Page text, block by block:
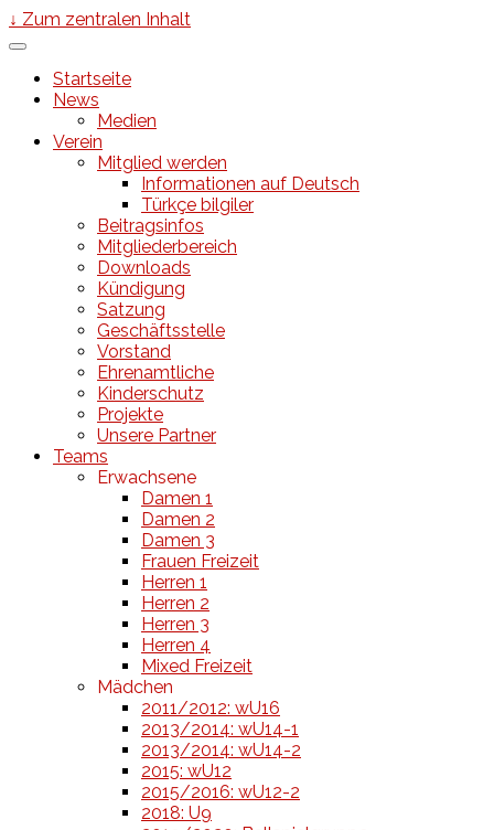
↓ Zum zentralen Inhalt
Startseite
News
Medien
Verein
Mitglied werden
Informationen auf Deutsch
Türkçe bilgiler
Beitragsinfos
Mitgliederbereich
Downloads
Kündigung
Satzung
Geschäftsstelle
Vorstand
Ehrenamtliche
Kinderschutz
Projekte
Unsere Partner
Teams
Erwachsene
Damen 1
Damen 2
Damen 3
Frauen Freizeit
Herren 1
Herren 2
Herren 3
Herren 4
Mixed Freizeit
Mädchen
2011/2012: wU16
2013/2014: wU14-1
2013/2014: wU14-2
2015: wU12
2015/2016: wU12-2
2018: U9